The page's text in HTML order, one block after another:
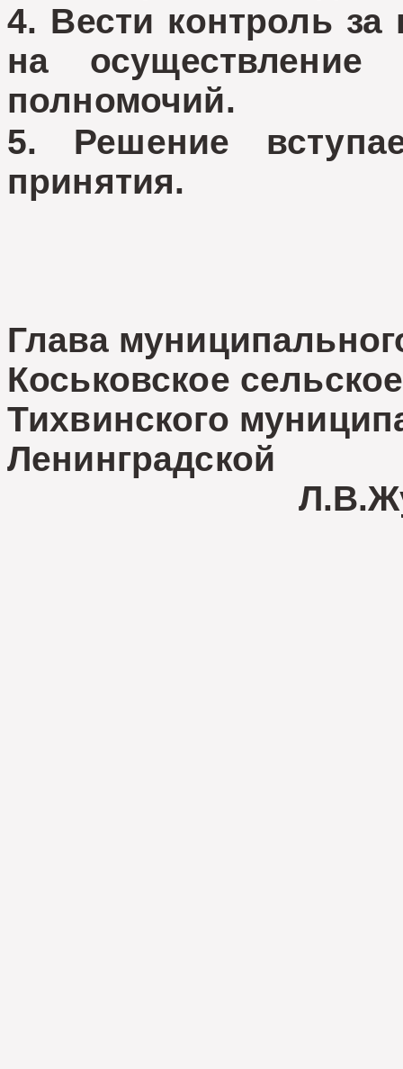
4. Вести контроль
на
полномочий.
5. Решение
принятия.
Глава
Коськовское
Тихвинского